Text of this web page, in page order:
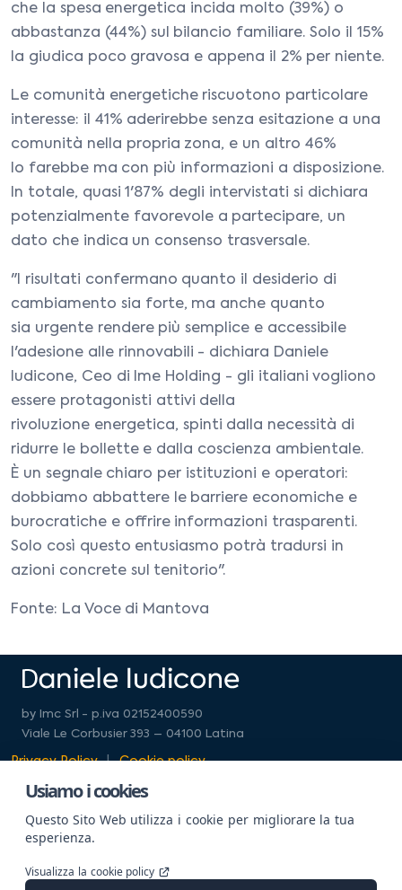
che la spesa energetica incida molto (39%) o
abbastanza (44%) sul bilancio familiare. Solo il 15%
la giudica poco gravosa e appena il 2% per niente.
Le comunità energetiche riscuotono particolare
interesse: il 41% aderirebbe senza esitazione a una
comunità nella propria zona, e un altro 46%
lo farebbe ma con più informazioni a disposizione.
In totale, quasi 1'87% degli intervistati si dichiara
potenzialmente favorevole a partecipare, un
dato che indica un consenso trasversale.
"I risultati confermano quanto il desiderio di
cambiamento sia forte, ma anche quanto
sia urgente rendere più semplice e accessibile
l'adesione alle rinnovabili - dichiara Daniele
ludicone, Ceo di Ime Holding - gli italiani vogliono
essere protagonisti attivi della
rivoluzione energetica, spinti dalla necessità di
ridurre le bollette e dalla coscienza ambientale.
È un segnale chiaro per istituzioni e operatori:
dobbiamo abbattere le barriere economiche e
burocratiche e offrire informazioni trasparenti.
Solo così questo entusiasmo potrà tradursi in
azioni concrete sul tenitorio".
Fonte: La Voce di Mantova
by Imc Srl - p.iva 02152400590
Viale Le Corbusier 393 – 04100 Latina
Privacy Policy Cookie policy
Website powered by GajaLab
Usiamo i cookies
Questo Sito Web utilizza i cookie per migliorare la tua
esperienza.
Visualizza la cookie policy